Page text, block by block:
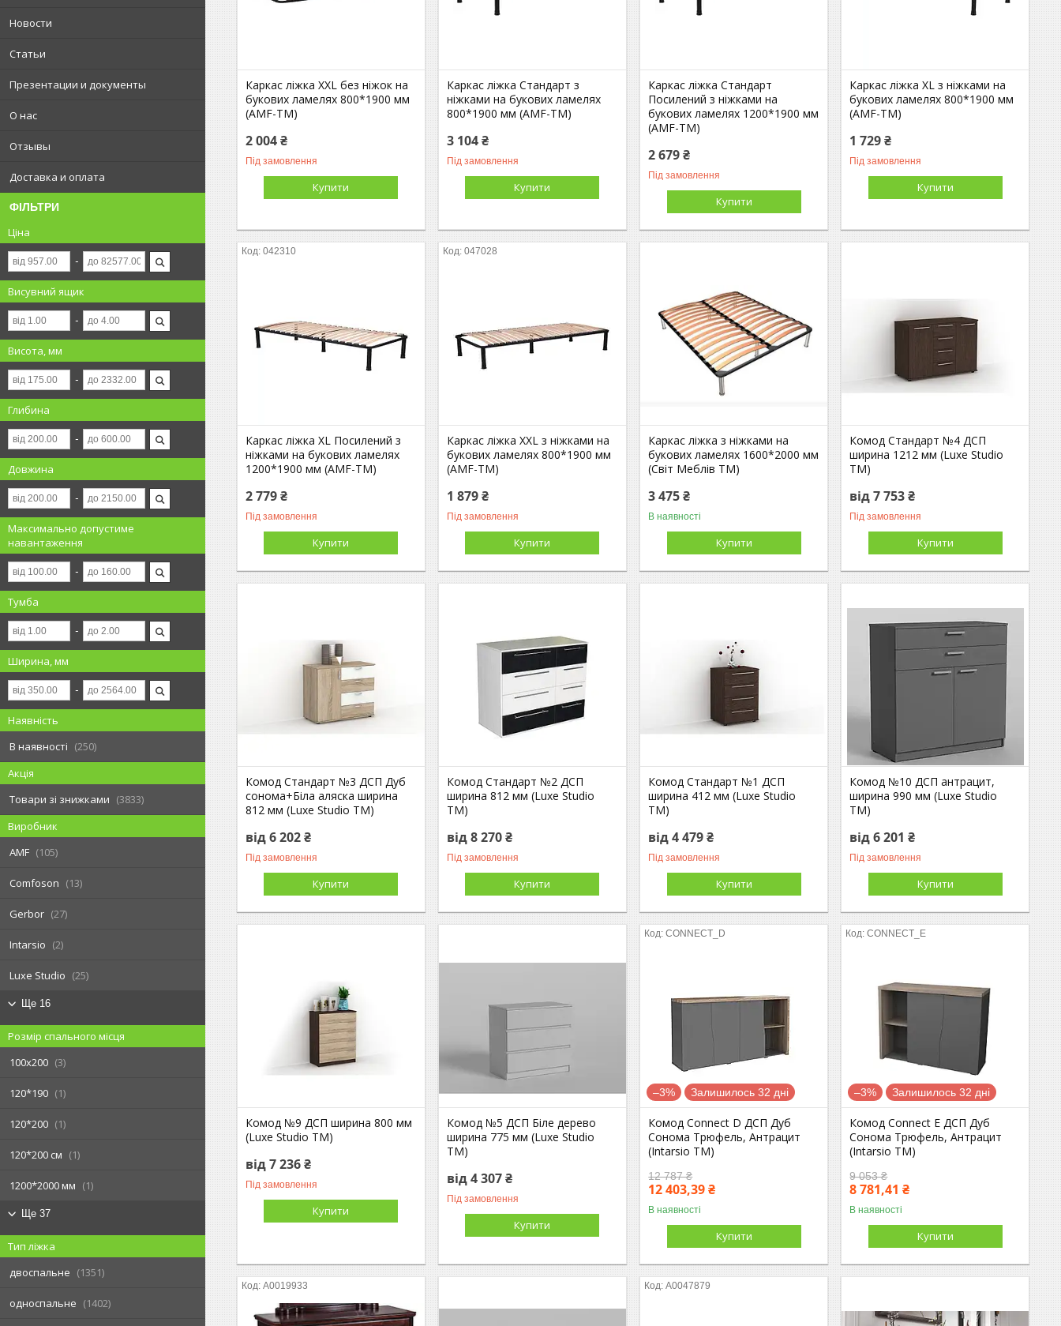
Новости
Статьи
Презентации и документы
О нас
Отзывы
Доставка и оплата
ФІЛЬТРИ
Ціна
Висувний ящик
Висота, мм
Глибина
Довжина
Максимально допустиме
навантаження
Тумба
Ширина, мм
Наявність
В наявності
250
Акція
Товари зі знижками
3833
Виробник
AMF
105
Comfoson 13
Gerbor 27
Intarsio 2
Luxe Studio 25
Ще 16
Розмір спального місця
100х200
3
120*190 1
120*200 1
120*200 см 1
1200*2000 мм 1
Ще 37
Тип ліжка
двоспальне
1351
односпальне 1402
Каркас ліжка XXL без ніжок на
букових ламелях 800*1900 мм
(AMF-ТМ)
2 004 ₴
Під замовлення
Купити
Каркас ліжка Стандарт з
ніжками на букових ламелях
800*1900 мм (AMF-ТМ)
3 104 ₴
Під замовлення
Купити
Каркас ліжка Стандарт
Посилений з ніжками на
букових ламелях 1200*1900 мм
(AMF-ТМ)
2 679 ₴
Під замовлення
Купити
Каркас ліжка XL з ніжками на
букових ламелях 800*1900 мм
(AMF-ТМ)
1 729 ₴
Під замовлення
Купити
042310
Каркас ліжка XL Посилений з
ніжками на букових ламелях
1200*1900 мм (AMF-ТМ)
2 779 ₴
Під замовлення
Купити
047028
Каркас ліжка XXL з ніжками на
букових ламелях 800*1900 мм
(AMF-ТМ)
1 879 ₴
Під замовлення
Купити
Каркас ліжка з ніжками на
букових ламелях 1600*2000 мм
(Світ Меблів TM)
3 475 ₴
В наявності
Купити
Комод Стандарт №4 ДСП
ширина 1212 мм (Luxe Studio
TM)
від 7 753 ₴
Під замовлення
Купити
Комод Стандарт №3 ДСП Дуб
сонома+Біла аляска ширина
812 мм (Luxe Studio TM)
від 6 202 ₴
Під замовлення
Купити
Комод Стандарт №2 ДСП
ширина 812 мм (Luxe Studio
TM)
від 8 270 ₴
Під замовлення
Купити
Комод Стандарт №1 ДСП
ширина 412 мм (Luxe Studio
TM)
від 4 479 ₴
Під замовлення
Купити
Комод №10 ДСП антрацит,
ширина 990 мм (Luxe Studio
TM)
від 6 201 ₴
Під замовлення
Купити
Комод №9 ДСП ширина 800 мм
(Luxe Studio TM)
від 7 236 ₴
Під замовлення
Купити
Комод №5 ДСП Біле дерево
ширина 775 мм (Luxe Studio
TM)
від 4 307 ₴
Під замовлення
Купити
CONNECT_D
–3% Залишилось 32 дні
Комод Connect D ДСП Дуб
Сонома Трюфель, Антрацит
(Intarsio TM)
12 787 ₴
12 403,39 ₴
В наявності
Купити
CONNECT_E
–3% Залишилось 32 дні
Комод Connect E ДСП Дуб
Сонома Трюфель, Антрацит
(Intarsio TM)
9 053 ₴
8 781,41 ₴
В наявності
Купити
А0019933 А0047879